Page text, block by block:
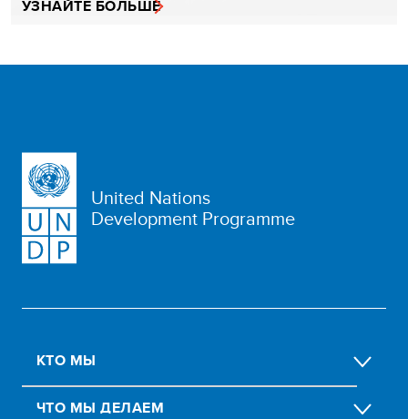
УЗНАЙТЕ БОЛЬШЕ
United Nations
Development Programme
КТО МЫ
ЧТО МЫ ДЕЛАЕМ